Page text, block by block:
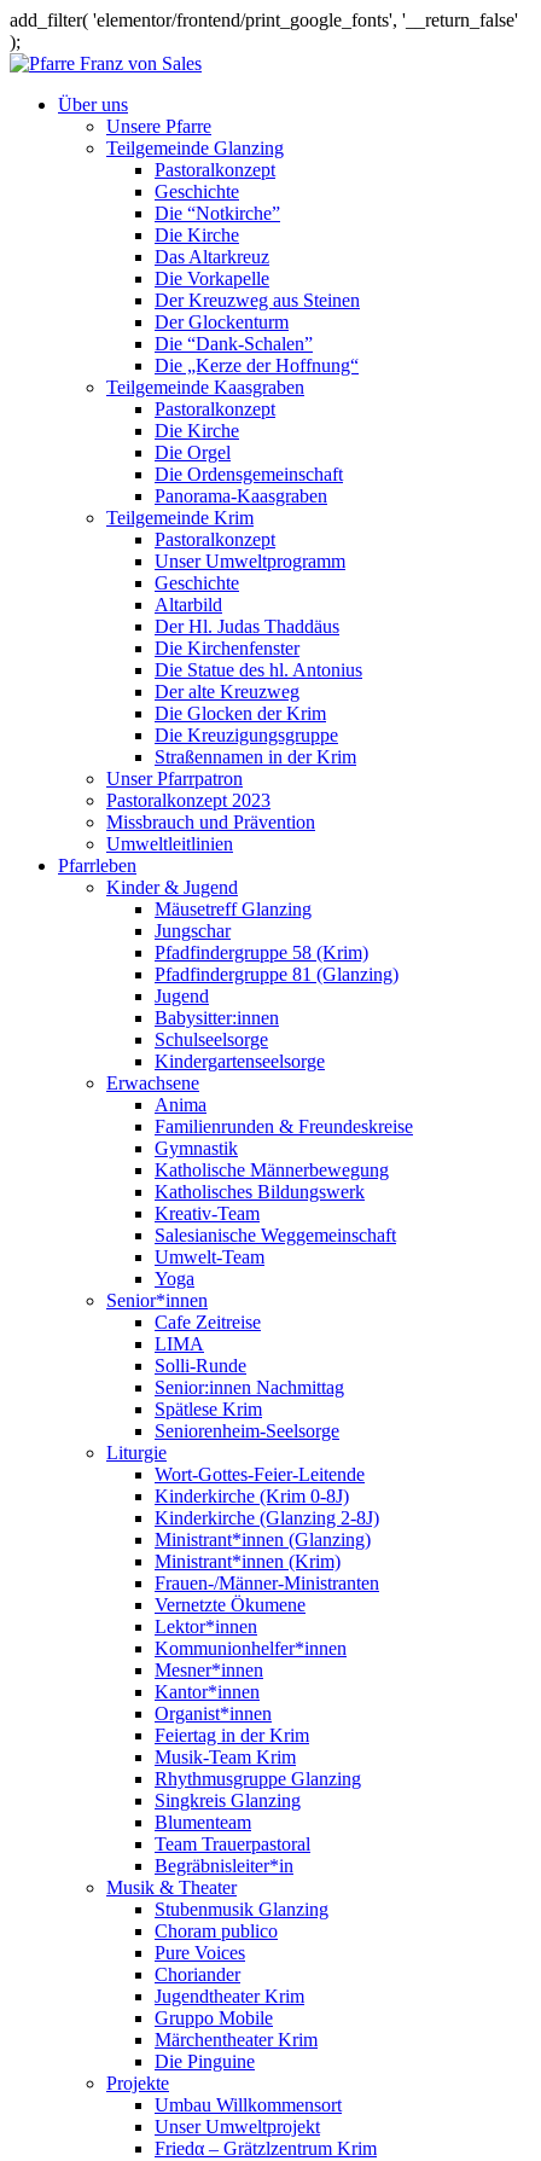
add_filter( 'elementor/frontend/print_google_fonts', '__return_false'
);
Über uns
Unsere Pfarre
Teilgemeinde Glanzing
Pastoralkonzept
Geschichte
Die “Notkirche”
Die Kirche
Das Altarkreuz
Die Vorkapelle
Der Kreuzweg aus Steinen
Der Glockenturm
Die “Dank-Schalen”
Die „Kerze der Hoffnung“
Teilgemeinde Kaasgraben
Pastoralkonzept
Die Kirche
Die Orgel
Die Ordensgemeinschaft
Panorama-Kaasgraben
Teilgemeinde Krim
Pastoralkonzept
Unser Umweltprogramm
Geschichte
Altarbild
Der Hl. Judas Thaddäus
Die Kirchenfenster
Die Statue des hl. Antonius
Der alte Kreuzweg
Die Glocken der Krim
Die Kreuzigungsgruppe
Straßennamen in der Krim
Unser Pfarrpatron
Pastoralkonzept 2023
Missbrauch und Prävention
Umweltleitlinien
Pfarrleben
Kinder & Jugend
Mäusetreff Glanzing
Jungschar
Pfadfindergruppe 58 (Krim)
Pfadfindergruppe 81 (Glanzing)
Jugend
Babysitter:innen
Schulseelsorge
Kindergartenseelsorge
Erwachsene
Anima
Familienrunden & Freundeskreise
Gymnastik
Katholische Männerbewegung
Katholisches Bildungswerk
Kreativ-Team
Salesianische Weggemeinschaft
Umwelt-Team
Yoga
Senior*innen
Cafe Zeitreise
LIMA
Solli-Runde
Senior:innen Nachmittag
Spätlese Krim
Seniorenheim-Seelsorge
Liturgie
Wort-Gottes-Feier-Leitende
Kinderkirche (Krim 0-8J)
Kinderkirche (Glanzing 2-8J)
Ministrant*innen (Glanzing)
Ministrant*innen (Krim)
Frauen-/Männer-Ministranten
Vernetzte Ökumene
Lektor*innen
Kommunionhelfer*innen
Mesner*innen
Kantor*innen
Organist*innen
Feiertag in der Krim
Musik-Team Krim
Rhythmusgruppe Glanzing
Singkreis Glanzing
Blumenteam
Team Trauerpastoral
Begräbnisleiter*in
Musik & Theater
Stubenmusik Glanzing
Choram publico
Pure Voices
Choriander
Jugendtheater Krim
Gruppo Mobile
Märchentheater Krim
Die Pinguine
Projekte
Umbau Willkommensort
Unser Umweltprojekt
Friedα – Grätzlzentrum Krim